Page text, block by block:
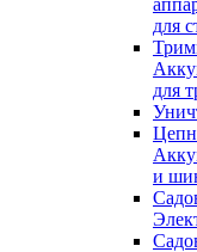
для
для
и